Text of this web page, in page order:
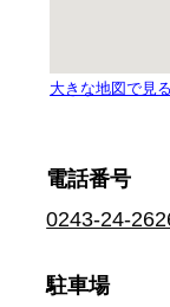
電話番号
0243-24-
駐車場